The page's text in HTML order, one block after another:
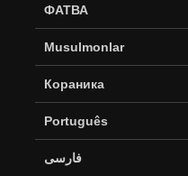
ФАТВА
Musulmonlar
Кораника
Português
فارسی